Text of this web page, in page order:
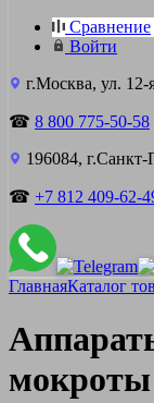
Сравнение
Войти
г.Москва, ул. 12-
☎ 8 800 775-50-58
196084,
☎ +7 812 409-62-
ГлавнаяКаталог
мокроты